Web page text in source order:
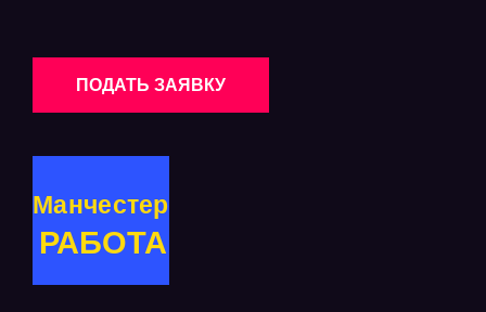
ПОДАТЬ ЗАЯВКУ
Манчестер
РАБОТА